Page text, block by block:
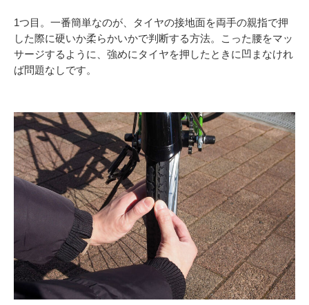
1つ目。一番簡単なのが、タイヤの接地面を両手の親指で押
した際に硬いか柔らかいかで判断する方法。こった腰をマッ
サージするように、強めにタイヤを押したときに凹まなけれ
ば問題なしです。